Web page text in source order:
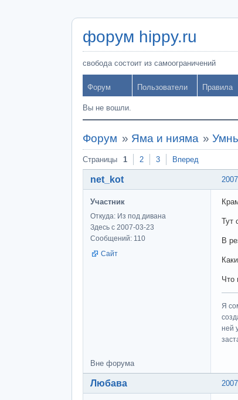
форум hippy.ru
свобода состоит из самоограничений
Форум Пользователи Правила
Вы не вошли.
Форум » Яма и нияма »
Страницы 1 2 3 Вперед
net_kot
Участник
Откуда: Из под дивана
Здесь с 2007-03-23
Сообщений: 110
Сайт
Тут
В
Что
Я
ней
Вне форума
Любава